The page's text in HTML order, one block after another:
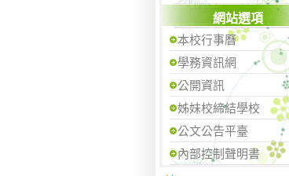
網站選項
本校行事曆
學務資訊網
公開資訊
姊妹校締結學校
公文公告平臺
內部控制聲明書